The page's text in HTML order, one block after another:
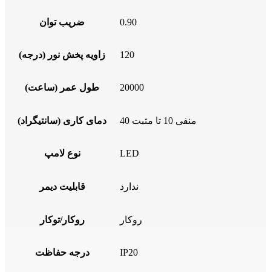
ضریب توان 0.90
زاویه پخش نور (درجه) 120
طول عمر (ساعت) 20000
دمای کاری (سانتیگراد) منفی 10 تا مثبت 40
نوع لامپ LED
قابلیت دیمر ندارد
روکار/توکار روکار
درجه حفاظت IP20